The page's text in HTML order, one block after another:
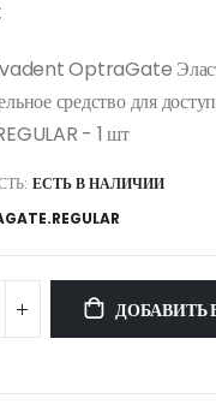
OptraGate
средство для
- 1 шт
ЕСТЬ В НАЛИЧИИ
ДОБАВИТЬ